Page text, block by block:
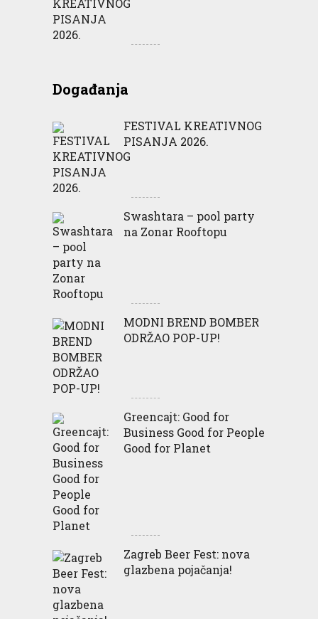
Događanja
FESTIVAL KREATIVNOG
PISANJA 2026.
Swashtara – pool party
na Zonar Rooftopu
MODNI BREND BOMBER
ODRŽAO POP-UP!
Greencajt: Good for
Business Good for People
Good for Planet
Zagreb Beer Fest: nova
glazbena pojačanja!